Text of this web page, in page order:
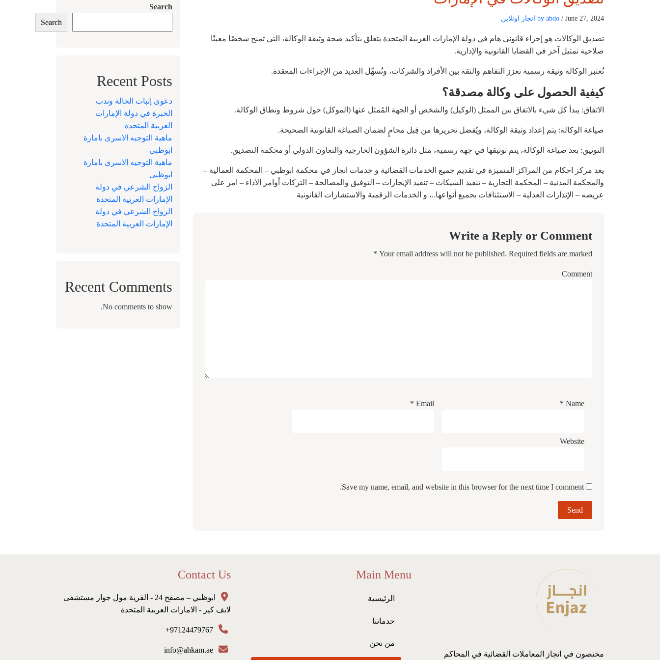
by abdo / June 27, 2024 انجاز اونلاين
تصديق الوكالات هو إجراء قانوني هام في دولة الإمارات العربية المتحدة يتعلق بتأكيد صحة وثيقة الوكالة، التي تمنح شخصًا معينًا
صلاحية تمثيل آخر في القضايا القانونية والإدارية.
تُعتبر الوكالة وثيقة رسمية تعزز التفاهم والثقة بين الأفراد والشركات، وتُسهِّل العديد من الإجراءات المعقدة.
كيفية الحصول على وكالة مصدقة؟
الاتفاق: يبدأ كل شيء بالاتفاق بين الممثل (الوكيل) والشخص أو الجهة المُمثل عنها (الموكل) حول شروط ونطاق الوكالة.
صياغة الوكالة: يتم إعداد وثيقة الوكالة، ويُفضل تحريرها من قِبل محامٍ لضمان الصياغة القانونية الصحيحة.
التوثيق: بعد صياغة الوكالة، يتم توثيقها في جهة رسمية، مثل دائرة الشؤون الخارجية والتعاون الدولي أو محكمة التصديق.
يعد مركز احكام من المراكز المتميزة في تقديم جميع الخدمات القضائية و خدمات انجاز في محكمة ابوظبي – المحكمة العمالية –
والمحكمة المدنية – المحكمة التجارية – تنفيذ الشيكات – تنفيذ الإيجارات – التوفيق والمصالحة – التركات أوامر الأداء – امر على
عريضه – الإنذارات العدلية – الاستئنافات بجميع أنواعها..، و الخدمات الرقمية والاستشارات القانونية
Write a Reply or Comment
Your email address will not be published. Required fields are marked
*
Comment
Name
*
Email
*
Website
Save my name, email, and website in this browser for the next time I comment.
Search
Search
Recent Posts
دعوى إثبات الحالة وندب
الخبرة في دولة الإمارات
العربية المتحدة
ماهية التوجيه الاسرى بامارة
ابوظبى
ماهية التوجيه الاسرى بامارة
ابوظبى
الزواج الشرعي في دولة
الإمارات العربية المتحدة
الزواج الشرعي في دولة
الإمارات العربية المتحدة
Recent Comments
No comments to show.
مختصون في انجاز المعاملات القضائية في المحاكم
Main Menu
الرئيسية
خدماتنا
من نحن
Contact Us
ابوظبي – مصفح 24 - القرية مول جوار مستشفى
لايف كير - الامارات العربية المتحدة
97124479767+
info@ahkam.ae